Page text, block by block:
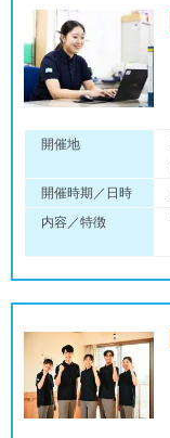
開催地
開催時期／日時
内容／特徴